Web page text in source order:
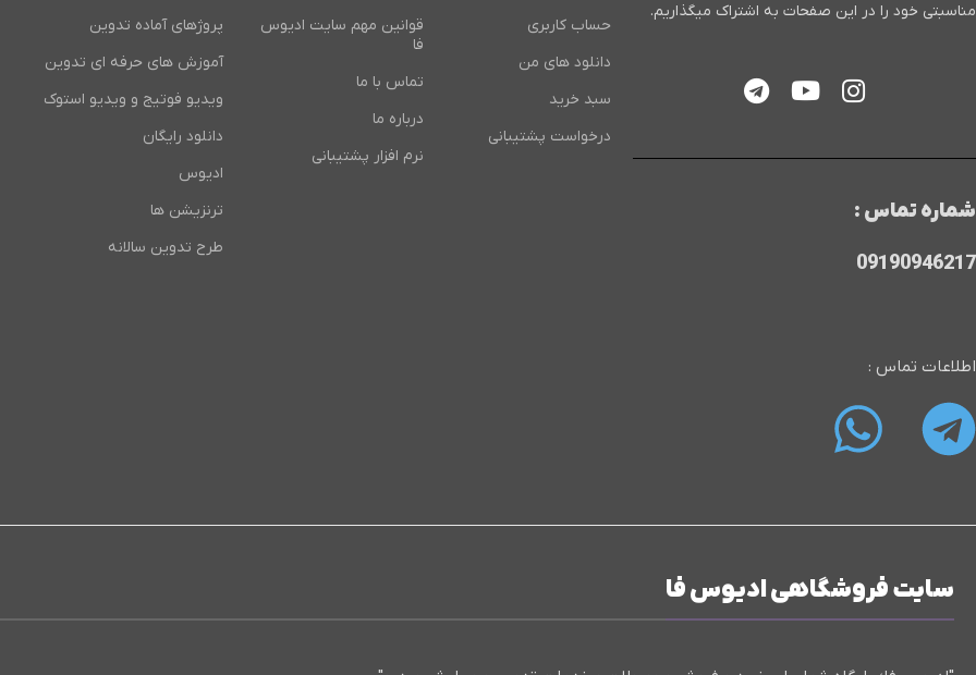
مناسبتی خود را در این صفحات به اشتراک میگذاریم.
شماره تماس :
09190946217
اطلاعات تماس :
حساب کاربری
دانلود های من
سبد خرید
درخواست پشتیبانی
قوانین مهم سایت ادیوس
فا
تماس با ما
درباره ما
نرم افزار پشتیبانی
پروژهای آماده تدوین
آموزش های حرفه ای تدوین
ویدیو فوتیج و ویدیو استوک
دانلود رایگان
ادیوس
ترنزیشن ها
طرح تدوین سالانه
سایت فروشگاهی ادیوس فا